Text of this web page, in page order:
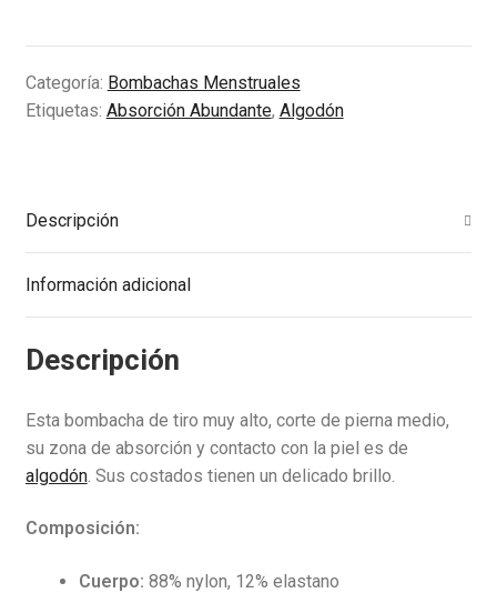
Brillos
cantidad
Categoría: Bombachas Menstruales
Etiquetas: Absorción Abundante, Algodón
Descripción
Información adicional
Descripción
Esta bombacha de tiro muy alto, corte de pierna medio,
su zona de absorción y contacto con la piel es de
algodón. Sus costados tienen un delicado brillo.
Composición:
Cuerpo: 88% nylon, 12% elastano